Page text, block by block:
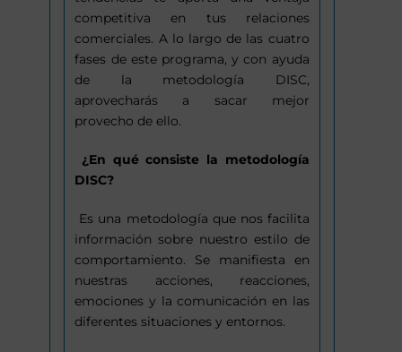
competitiva en tus relaciones
comerciales. A lo largo de las cuatro
fases de este programa, y con ayuda
de la metodología DISC,
aprovecharás a sacar mejor
provecho de ello.
¿En qué consiste la metodología
DISC?
Es una metodología que nos facilita
información sobre nuestro estilo de
comportamiento. Se manifiesta en
nuestras acciones, reacciones,
emociones y la comunicación en las
diferentes situaciones y entornos.